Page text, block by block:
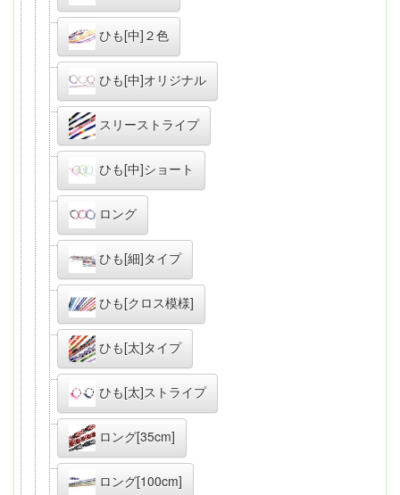
ひも[中]２色
ひも[中]オリジナル
スリーストライプ
ひも[中]ショート
ロング
ひも[細]タイプ
ひも[クロス模様]
ひも[太]タイプ
ひも[太]ストライプ
ロング[35cm]
ロング[100cm]